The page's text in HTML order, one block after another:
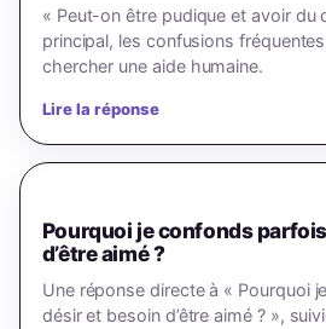
« Peut-on être pudique et avoir du
principal, les confusions
chercher une aide humaine.
Lire la réponse
Pourquoi je confonds
d’être aimé ?
Une réponse directe à « Pourquoi
désir et besoin d’être aimé ? »,